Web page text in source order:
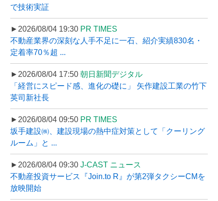
で技術実証
►2026/08/04 19:30 PR TIMES
不動産業界の深刻な人手不足に一石、紹介実績830名・
定着率70％超 ...
►2026/08/04 17:50 朝日新聞デジタル
「経営にスピード感、進化の礎に」 矢作建設工業の竹下
英司新社長
►2026/08/04 09:50 PR TIMES
坂手建設㈱、建設現場の熱中症対策として「クーリング
ルーム」と ...
►2026/08/04 09:30 J-CAST ニュース
不動産投資サービス『Join.to R』が第2弾タクシーCMを
放映開始